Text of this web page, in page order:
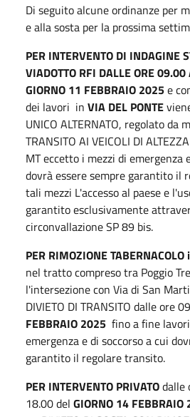
Di seguito alcune ordinanze per
e alla sosta per la prossima
PER INTERVENTO DI INDAGINE
VIADOTTO RFI DALLE ORE
GIORNO 11 FEBBRAIO 2025e
dei lavori in VIA DEL PONTE
UNICO ALTERNATO, regolato da
TRANSITO AI VEICOLI DI
MTeccetto i mezzi di emergenza
dovrà essere sempre garantito il
tali mezzi L'accesso al paese e
garantito esclusivamente
circonvallazione SP 89 bis.
PER RIMOZIONE
nel tratto compreso tra Poggio
l'intersezione con Via di San
DIVIETO DI TRANSITO dalle ore
FEBBRAIO 2025 fino a fine
emergenza e di soccorso a cui
garantito il regolare transito.
PER INTERVENTO PRIVATOdalle
18.00 del GIORNO 14 FEBBRAIO